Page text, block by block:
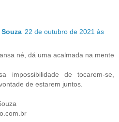
22 de outubro de 2021 às
né, dá uma acalmada na mente
impossibilidade de tocarem-se,
de estarem juntos.